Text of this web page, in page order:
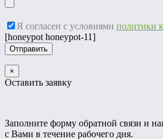
Я согласен с условиями политики
[honeypot honeypot-11]
×
Оставить заявку
Заполните форму обратной связи и
с Вами в течение рабочего дня.